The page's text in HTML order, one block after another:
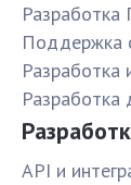
Разработка
Поддержка
Разработка
Разработка
API и